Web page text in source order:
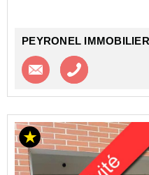
PEYRONEL IMMOBILIER
Contacter l'agence